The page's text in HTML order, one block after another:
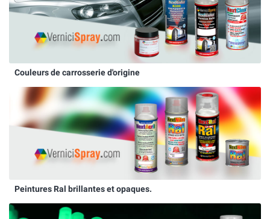
Couleurs de carrosserie d'origine
Peintures Ral brillantes et opaques.